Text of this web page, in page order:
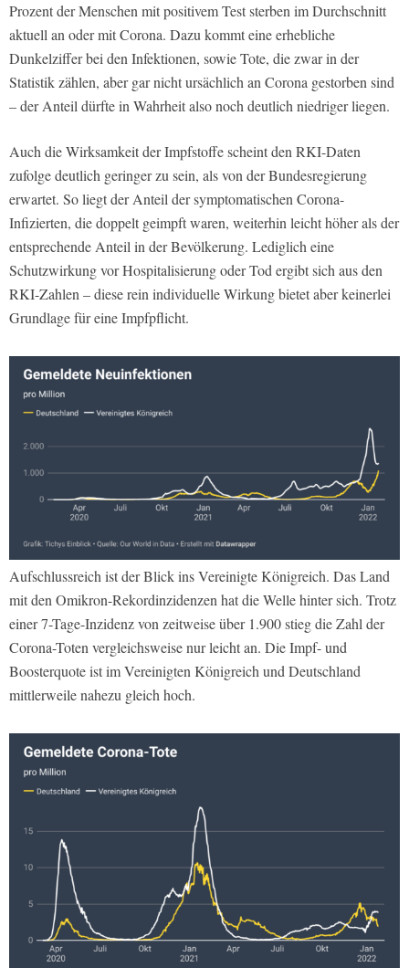
Prozent der Menschen mit positivem Test sterben im Durchschnitt
aktuell an oder mit Corona. Dazu kommt eine erhebliche
Dunkelziffer bei den Infektionen, sowie Tote, die zwar in der
Statistik zählen, aber gar nicht ursächlich an Corona gestorben sind
– der Anteil dürfte in Wahrheit also noch deutlich niedriger liegen.
Auch die Wirksamkeit der Impfstoffe scheint den RKI-Daten
zufolge deutlich geringer zu sein, als von der Bundesregierung
erwartet. So liegt der Anteil der symptomatischen Corona-
Infizierten, die doppelt geimpft waren, weiterhin leicht höher als der
entsprechende Anteil in der Bevölkerung. Lediglich eine
Schutzwirkung vor Hospitalisierung oder Tod ergibt sich aus den
RKI-Zahlen – diese rein individuelle Wirkung bietet aber keinerlei
Grundlage für eine Impfpflicht.
Aufschlussreich ist der Blick ins Vereinigte Königreich. Das Land
mit den Omikron-Rekordinzidenzen hat die Welle hinter sich. Trotz
einer 7-Tage-Inzidenz von zeitweise über 1.900 stieg die Zahl der
Corona-Toten vergleichsweise nur leicht an. Die Impf- und
Boosterquote ist im Vereinigten Königreich und Deutschland
mittlerweile nahezu gleich hoch.